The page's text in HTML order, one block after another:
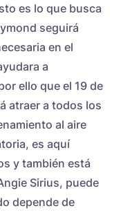
es lo que busca
seguirá
en el
a
ello que el 19 de
atraer a todos los
al aire
es aquí
y también está
Sirius, puede
depende de